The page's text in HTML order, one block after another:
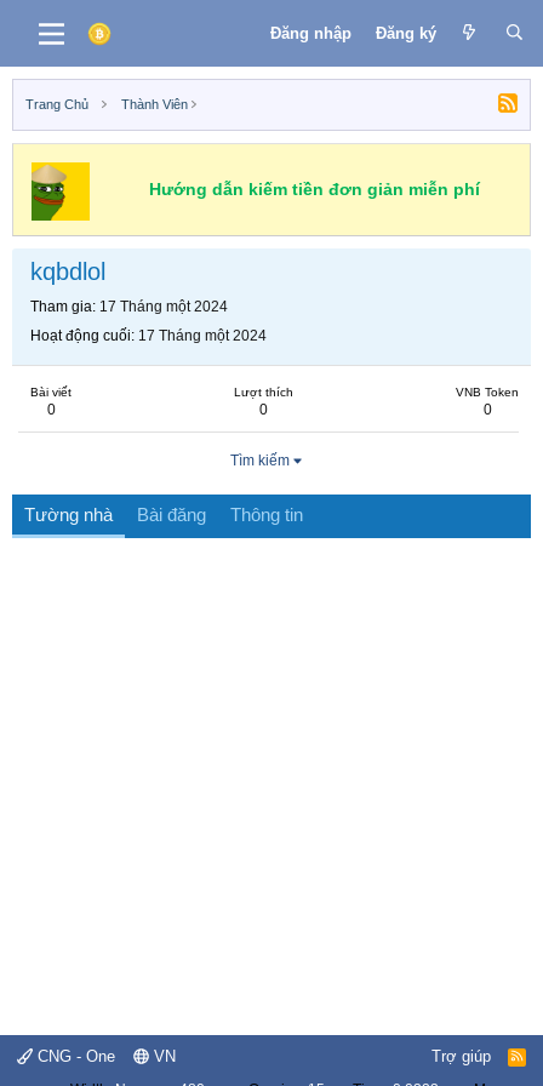
Đăng nhập Đăng ký
Trang Chủ Thành Viên
Hướng dẫn kiếm tiền đơn giản miễn phí
kqbdlol
Tham gia 17 Tháng một 2024
Hoạt động cuối 17 Tháng một 2024
Bài viết
0
Lượt thích
0
VNB Token
0
Tìm kiếm
Tường nhà Bài đăng Thông tin
CNG - One VN Trợ giúp
R